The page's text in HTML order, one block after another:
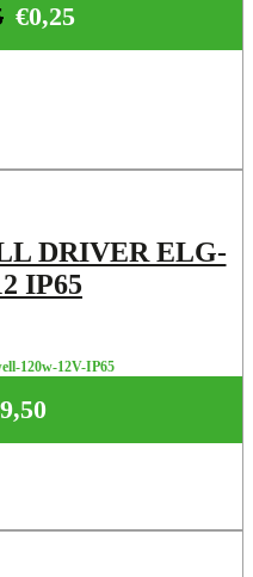
€0,25
DRIVER ELG-
IP65
120w-12V-IP65